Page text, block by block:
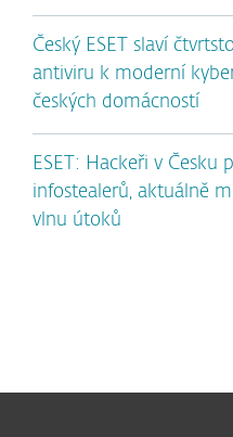
Český ESET slaví
antiviru k moderní
českých domácností
ESET: Hackeři v Česku
infostealerů, aktuálně
vlnu útoků